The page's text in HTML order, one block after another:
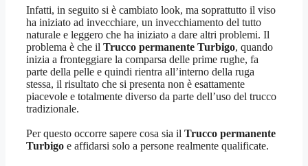
Infatti, in seguito si è cambiato look, ma soprattutto il viso
ha iniziato ad invecchiare, un invecchiamento del tutto
naturale e leggero che ha iniziato a dare altri problemi. Il
problema è che il Trucco permanente Turbigo, quando
inizia a fronteggiare la comparsa delle prime rughe, fa
parte della pelle e quindi rientra all’interno della ruga
stessa, il risultato che si presenta non è esattamente
piacevole e totalmente diverso da parte dell’uso del trucco
tradizionale.
Per questo occorre sapere cosa sia il Trucco permanente
Turbigo e affidarsi solo a persone realmente qualificate.